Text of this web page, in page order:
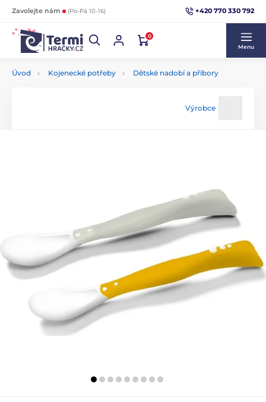
Zavolejte nám (Po-Pá 10-16) +420 770 330 792
0
Menu
Úvod Kojenecké potřeby Dětské nadobí a příbory
Výrobce